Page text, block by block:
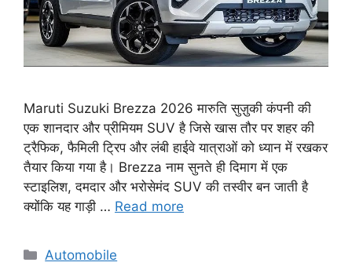
Maruti Suzuki Brezza 2026 मारुति सुज़ुकी कंपनी की
एक शानदार और प्रीमियम SUV है जिसे खास तौर पर शहर की
ट्रैफिक, फैमिली ट्रिप और लंबी हाईवे यात्राओं को ध्यान में रखकर
तैयार किया गया है। Brezza नाम सुनते ही दिमाग में एक
स्टाइलिश, दमदार और भरोसेमंद SUV की तस्वीर बन जाती है
क्योंकि यह गाड़ी … Read more
Categories
Automobile